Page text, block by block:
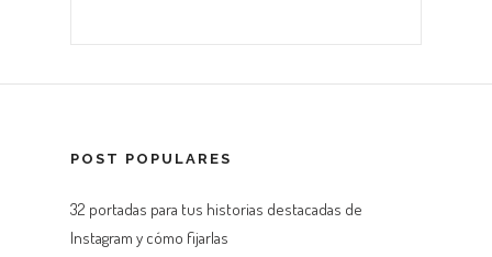
POST POPULARES
32 portadas para tus historias destacadas de
Instagram y cómo fijarlas